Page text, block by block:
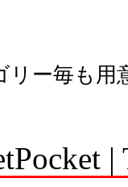
リー毎も用